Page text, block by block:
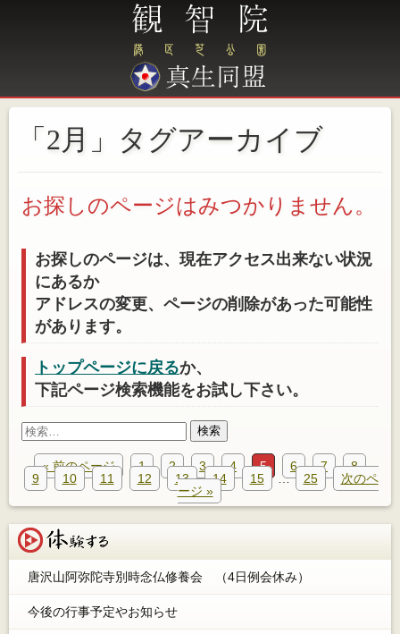
「2月」タグアーカイブ
お探しのページはみつかりません。
お探しのページは、現在アクセス出来ない状況
にあるか
アドレスの変更、ページの削除があった可能性
があります。
トップページに戻るか、
下記ページ検索機能をお試し下さい。
検
« 前のページ
1 2 3 4 5 6 7
8
9
10 11 12 13 14 15 … 25
次のペ
ージ »
唐沢山阿弥陀寺別時念仏修養会 （4日例会休み）
今後の行事予定やお知らせ